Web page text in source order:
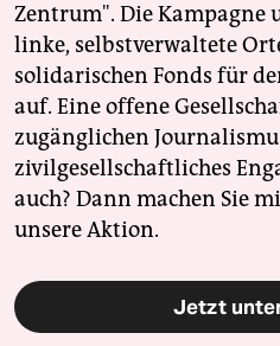
Zentrum". Die Kampagne
linke, selbstverwaltete
solidarischen Fonds für
auf. Eine offene
zugänglichen
zivilgesellschaftliches
auch? Dann machen Sie
unsere Aktion.
Jetzt